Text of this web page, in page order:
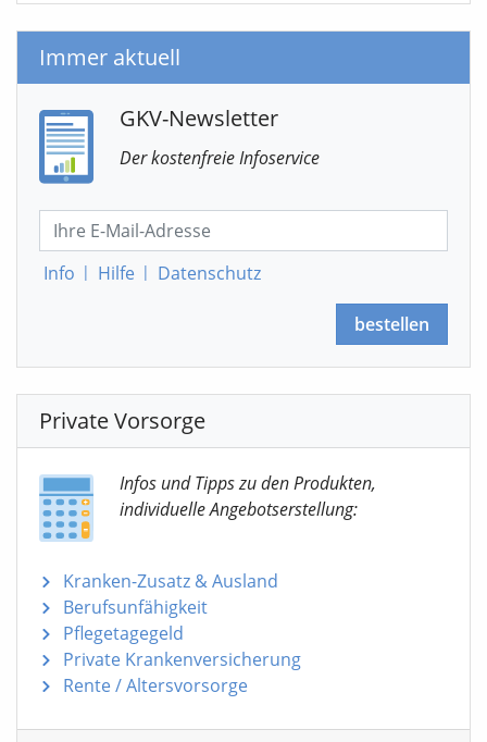
Immer aktuell
GKV-Newsletter
Der kostenfreie Infoservice
Info | Hilfe | Datenschutz
bestellen
Private Vorsorge
Infos und Tipps zu den Produkten,
individuelle Angebotserstellung:
Kranken-Zusatz & Ausland
Berufsunfähigkeit
Pflegetagegeld
Private Krankenversicherung
Rente / Altersvorsorge